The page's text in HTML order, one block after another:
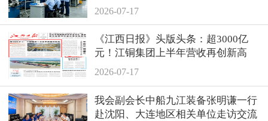
2026-07-17
《江西日报》头版头条：超3000亿
元！江铜集团上半年营收再创新高
2026-07-17
我会副会长中船九江装备张明谦一行
赴沈阳、大连地区相关单位走访交流